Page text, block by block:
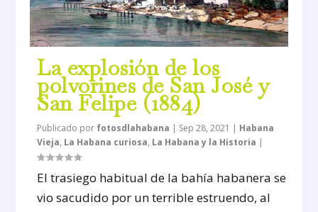
La explosión de los
polvorines de San José y
San Felipe (1884)
Publicado por fotosdlahabana | Sep 28, 2021 | Habana
Vieja, La Habana curiosa, La Habana y la Historia |
El trasiego habitual de la bahía habanera se
vio sacudido por un terrible estruendo, al